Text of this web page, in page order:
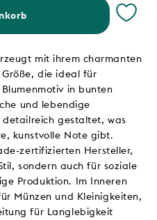
mit ihrem charmanten
die ideal für
in bunten
und lebendige
detailreich gestaltet, was
kunstvolle Note gibt.
zertifizierten Hersteller,
sondern auch für soziale
Produktion. Im Inneren
Münzen und Kleinigkeiten,
für Langlebigkeit